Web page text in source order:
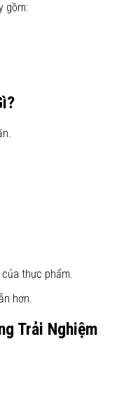
gồm:
thực phẩm.
hơn.
Trải Nghiệm